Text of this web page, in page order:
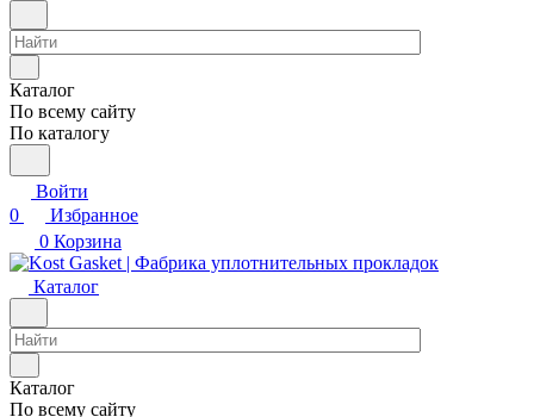
Каталог
По всему сайту
По каталогу
Войти
0
Избранное
0 Корзина
Каталог
Каталог
По всему сайту